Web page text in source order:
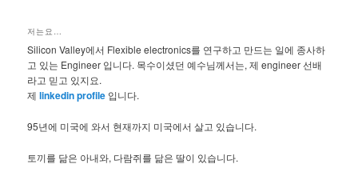
저는요…
Silicon Valley에서 Flexible electronics를 연구하고 만드는 일에 종사하
고 있는 Engineer 입니다. 목수이셨던 예수님께서는, 제 engineer 선배
라고 믿고 있지요.
제linkedin profile 입니다.
95년에 미국에 와서 현재까지 미국에서 살고 있습니다.
토끼를 닮은 아내와, 다람쥐를 닮은 딸이 있습니다.